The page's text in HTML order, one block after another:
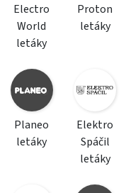
Electro
World
letáky
Proton
letáky
Planeo
letáky
Elektro
Spáčil
letáky